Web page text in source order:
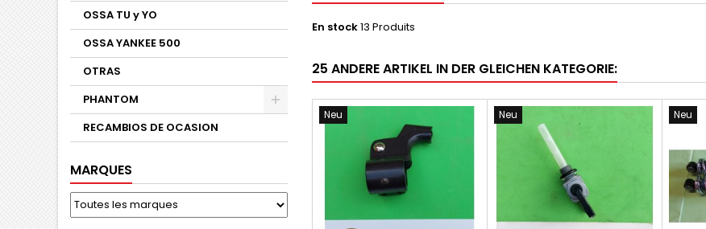
OSSA TU y YO
OSSA YANKEE 500
OTRAS
PHANTOM
RECAMBIOS DE OCASION
MARQUES
En stock13 Produits
25 ANDERE ARTIKEL IN DER GLEICHEN KATEGORIE:
Neu Neu Neu